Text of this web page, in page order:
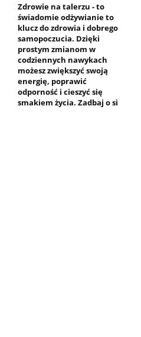
Zdrowie na talerzu - to
świadomie odżywianie to
klucz do zdrowia i dobrego
samopoczucia. Dzięki
prostym zmianom w
codziennych nawykach
możesz zwiększyć swoją
energię, poprawić
odporność i cieszyć się
smakiem życia. Zadbaj o si